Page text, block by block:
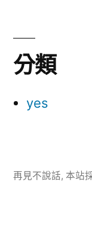
分類
yes
再見不說話, 本站